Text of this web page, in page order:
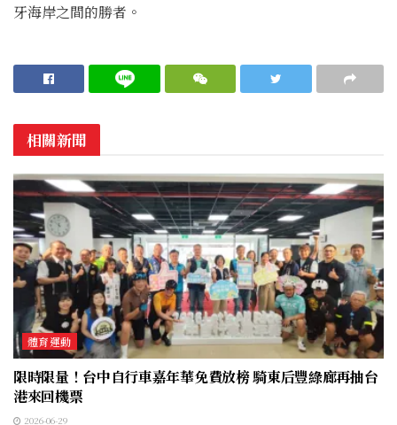
牙海岸之間的勝者。
相關新聞
體育運動
限時限量！台中自行車嘉年華免費放榜 騎東后豐綠廊再抽台
港來回機票
2026-06-29